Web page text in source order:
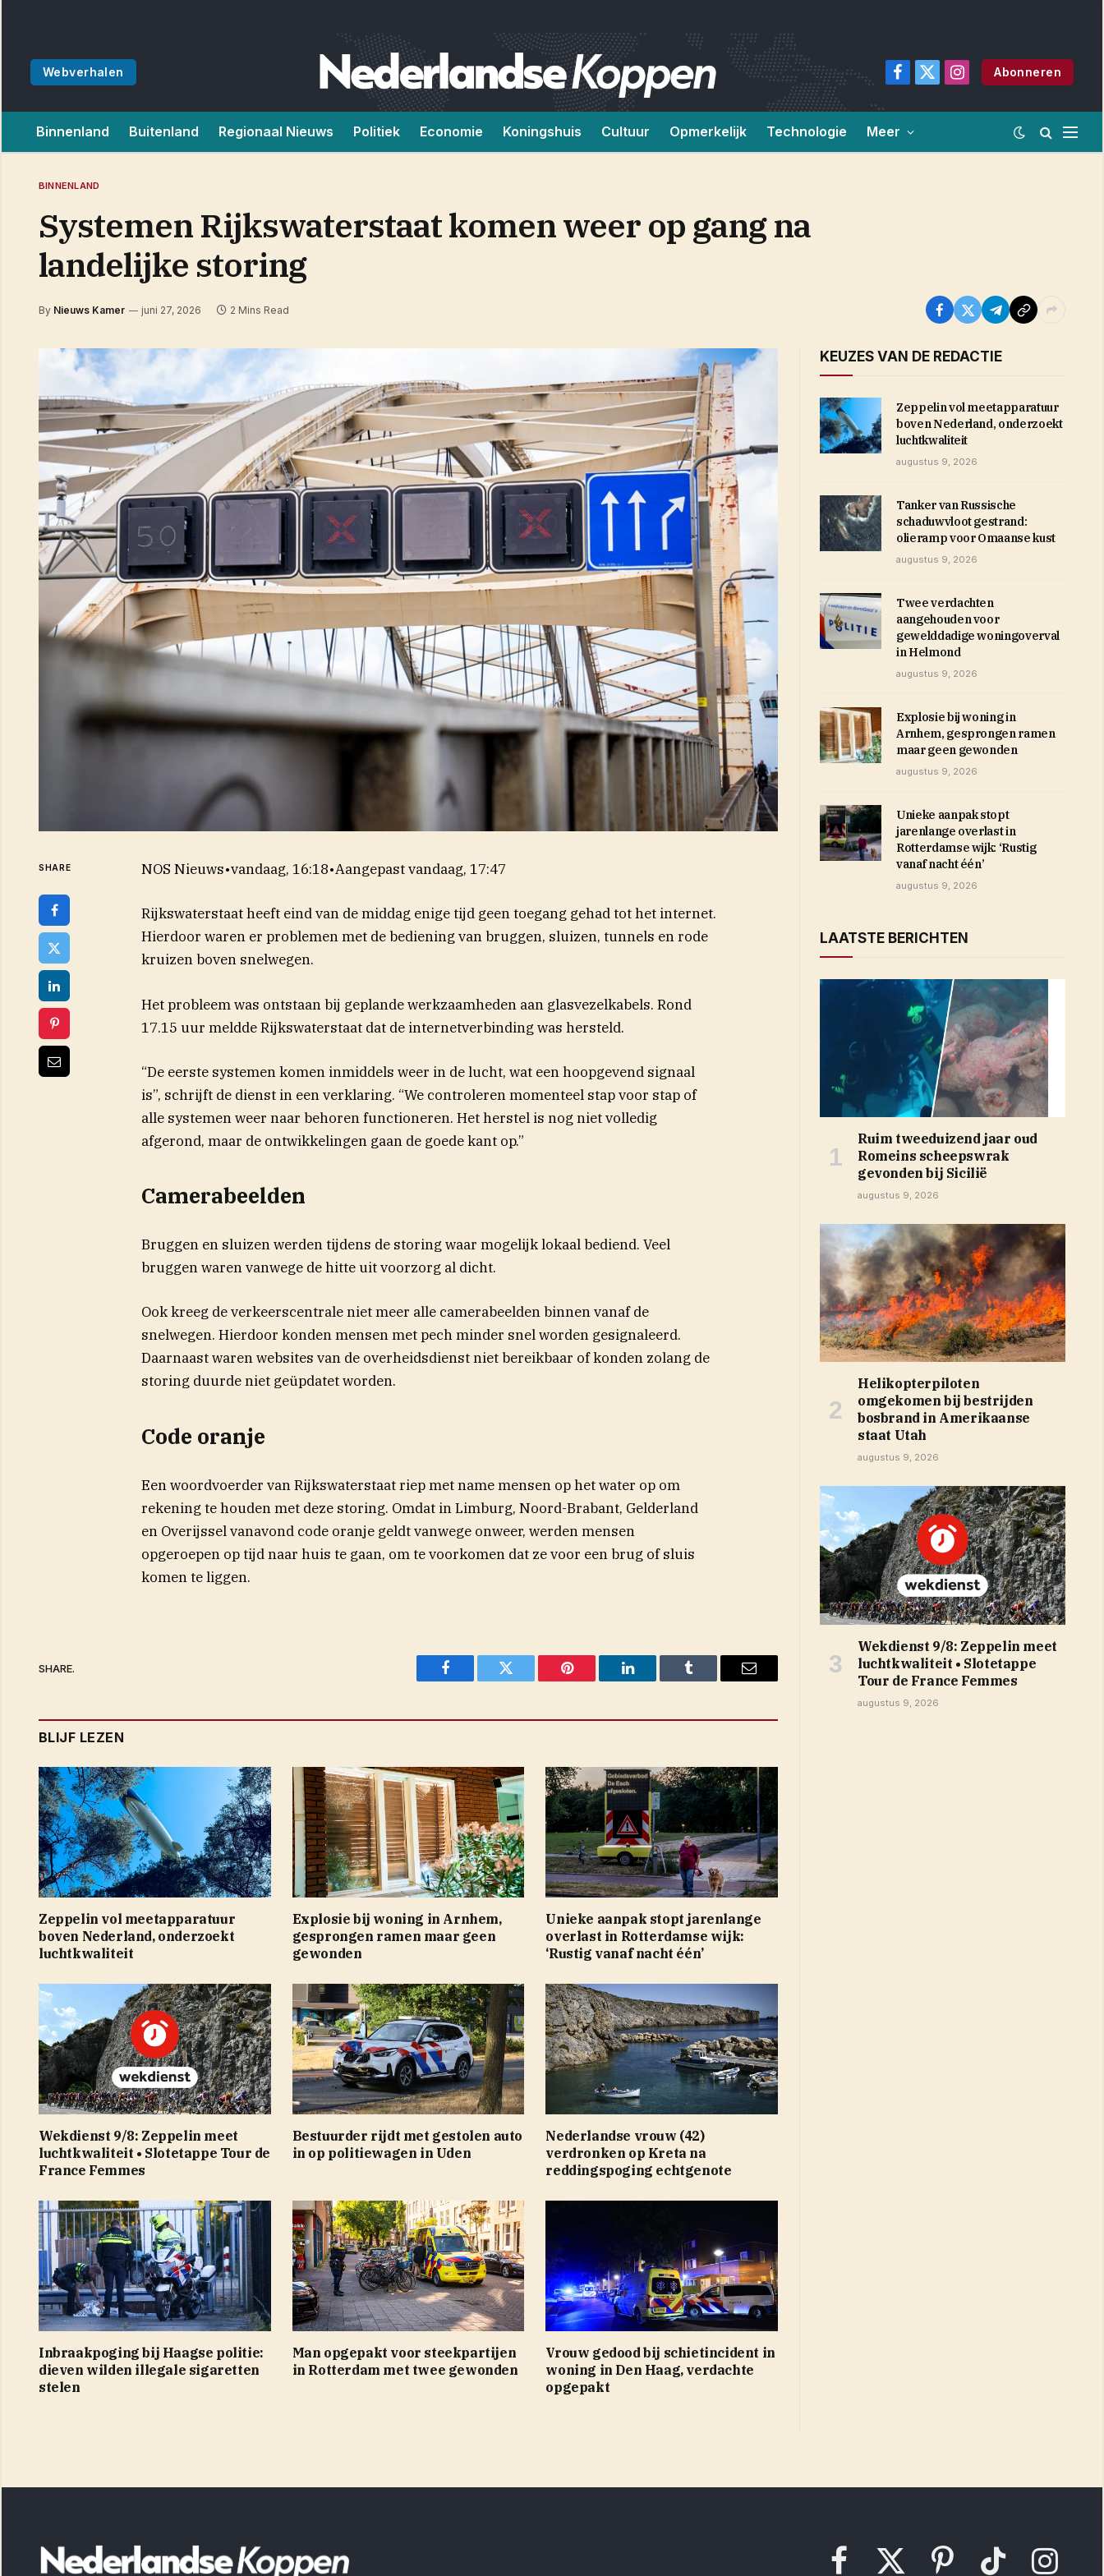
Webverhalen
Facebook
X
Instagram
Abonneren
Binnenland Buitenland Regionaal Nieuws Politiek Economie Koningshuis Cultuur Opmerkelijk Technologie Meer
BINNENLAND
Systemen Rijkswaterstaat komen weer op gang na
landelijke storing
By Nieuws Kamer juni 27, 2026 2 Mins Read
SHARE NOS Nieuws•vandaag, 16:18•Aangepastvandaag, 17:47
Rijkswaterstaat heeft eind van de middag enige tijd geen toegang gehad tot het internet.
Hierdoor waren er problemen met de bediening van bruggen, sluizen, tunnels en rode
kruizen boven snelwegen.
Het probleem was ontstaan bij geplande werkzaamheden aan glasvezelkabels. Rond
17.15 uur meldde Rijkswaterstaat dat de internetverbinding was hersteld.
“De eerste systemen komen inmiddels weer in de lucht, wat een hoopgevend signaal
is”, schrijft de dienst in een verklaring. “We controleren momenteel stap voor stap of
alle systemen weer naar behoren functioneren. Het herstel is nog niet volledig
afgerond, maar de ontwikkelingen gaan de goede kant op.”
Camerabeelden
Bruggen en sluizen werden tijdens de storing waar mogelijk lokaal bediend. Veel
bruggen waren vanwege de hitte uit voorzorg al dicht.
Ook kreeg de verkeerscentrale niet meer alle camerabeelden binnen vanaf de
snelwegen. Hierdoor konden mensen met pech minder snel worden gesignaleerd.
Daarnaast waren websites van de overheidsdienst niet bereikbaar of konden zolang de
storing duurde niet geüpdatet worden.
Code oranje
Een woordvoerder van Rijkswaterstaat riep met name mensen op het water op om
rekening te houden met deze storing. Omdat in Limburg, Noord-Brabant, Gelderland
en Overijssel vanavond code oranje geldt vanwege onweer, werden mensen
opgeroepen op tijd naar huis te gaan, om te voorkomen dat ze voor een brug of sluis
komen te liggen.
SHARE.
Facebook Twitter Pinterest LinkedIn Tumblr Email
BLIJF LEZEN
Zeppelin vol meetapparatuur
boven Nederland, onderzoekt
luchtkwaliteit
Explosie bij woning in Arnhem,
gesprongen ramen maar geen
gewonden
Unieke aanpak stopt jarenlange
overlast in Rotterdamse wijk:
‘Rustig vanaf nacht één’
Wekdienst 9/8: Zeppelin meet
luchtkwaliteit • Slotetappe Tour de
France Femmes
Bestuurder rijdt met gestolen auto
in op politiewagen in Uden
Nederlandse vrouw (42)
verdronken op Kreta na
reddingspoging echtgenote
Inbraakpoging bij Haagse politie:
dieven wilden illegale sigaretten
stelen
Man opgepakt voor steekpartijen
in Rotterdam met twee gewonden
Vrouw gedood bij schietincident in
woning in Den Haag, verdachte
opgepakt
KEUZES VAN DE REDACTIE
Zeppelin vol meetapparatuur
boven Nederland, onderzoekt
luchtkwaliteit
augustus 9, 2026
Tanker van Russische
schaduwvloot gestrand:
olieramp voor Omaanse kust
augustus 9, 2026
Twee verdachten
aangehouden voor
gewelddadige woningoverval
in Helmond
augustus 9, 2026
Explosie bij woning in
Arnhem, gesprongen ramen
maar geen gewonden
augustus 9, 2026
Unieke aanpak stopt
jarenlange overlast in
Rotterdamse wijk: ‘Rustig
vanaf nacht één’
augustus 9, 2026
LAATSTE BERICHTEN
Ruim tweeduizend jaar oud
Romeins scheepswrak
gevonden bij Sicilië
augustus 9, 2026
Helikopterpiloten
omgekomen bij bestrijden
bosbrand in Amerikaanse
staat Utah
augustus 9, 2026
Wekdienst 9/8: Zeppelin meet
luchtkwaliteit • Slotetappe
Tour de France Femmes
augustus 9, 2026
FacebookX Pinterest TikTok Instagram